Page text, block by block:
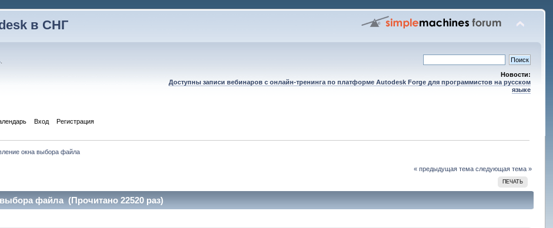
в СНГ
Новости:
Доступны записи вебинаров с онлайн-тренинга по платформе Autodesk Forge для программистов на русском
языке
Вход Регистрация
окна выбора файла
« предыдущая тема следующая тема »
ПЕЧАТЬ
файла (Прочитано 22520 раз)